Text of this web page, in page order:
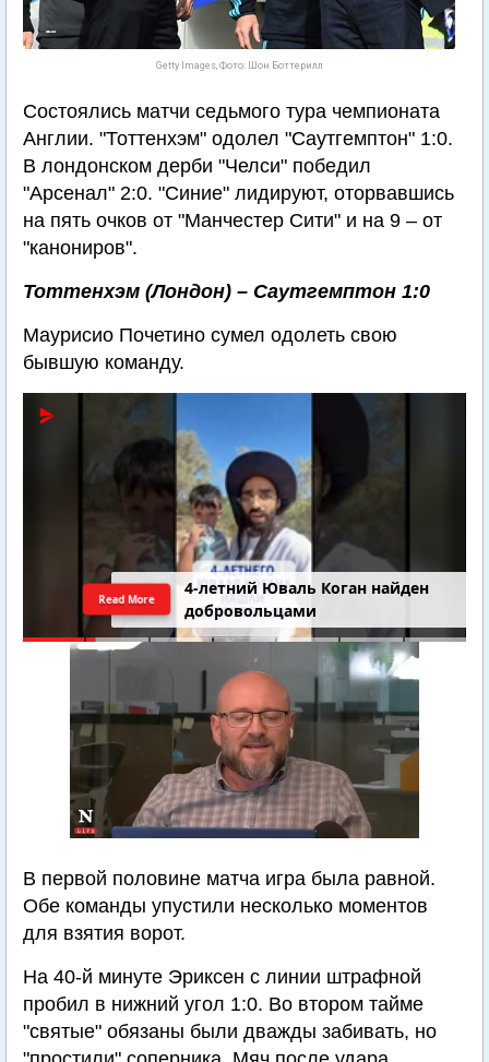
Getty Images, Фото: Шон Боттерилл
Состоялись матчи седьмого тура чемпионата
Англии. "Тоттенхэм" одолел "Саутгемптон" 1:0.
В лондонском дерби "Челси" победил
"Арсенал" 2:0. "Синие" лидируют, оторвавшись
на пять очков от "Манчестер Сити" и на 9 – от
"канониров".
Тоттенхэм (Лондон) – Саутгемптон 1:0
Маурисио Почетино сумел одолеть свою
бывшую команду.
4-летний Юваль Коган найден
добровольцами
Read More
В первой половине матча игра была равной.
Обе команды упустили несколько моментов
для взятия ворот.
На 40-й минуте Эриксен с линии штрафной
пробил в нижний угол 1:0. Во втором тайме
"святые" обязаны были дважды забивать, но